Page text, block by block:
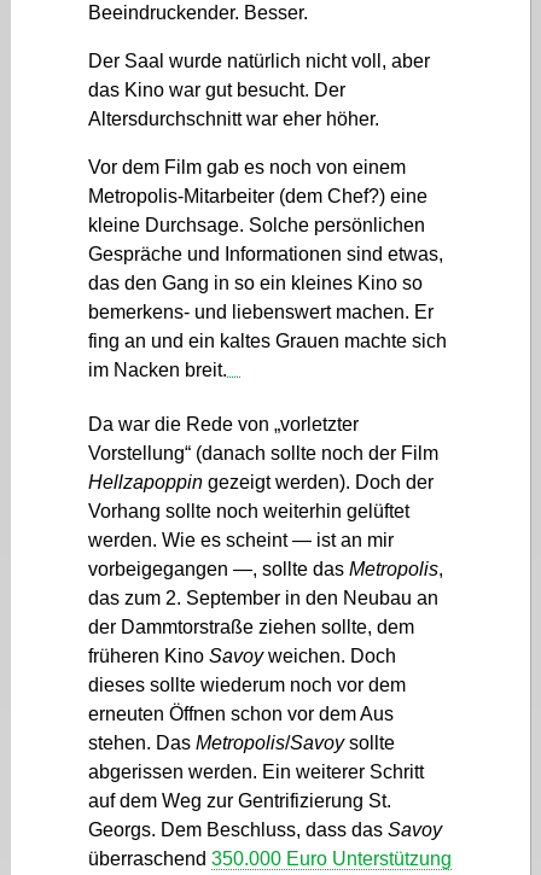
Beeindruckender. Besser.
Der Saal wurde natürlich nicht voll, aber
das Kino war gut besucht. Der
Altersdurchschnitt war eher höher.
Vor dem Film gab es noch von einem
Metropolis-Mitarbeiter (dem Chef?) eine
kleine Durchsage. Solche persönlichen
Gespräche und Informationen sind etwas,
das den Gang in so ein kleines Kino so
bemerkens- und liebenswert machen. Er
fing an und ein kaltes Grauen machte sich
im Nacken breit.
Da war die Rede von „vorletzter
Vorstellung“ (danach sollte noch der Film
Hellzapoppingezeigt werden). Doch der
Vorhang sollte noch weiterhin gelüftet
werden. Wie es scheint — ist an mir
vorbeigegangen —, sollte das Metropolis,
das zum 2. September in den Neubau an
der Dammtorstraße ziehen sollte, dem
früheren Kino Savoyweichen. Doch
dieses sollte wiederum noch vor dem
erneuten Öffnen schon vor dem Aus
stehen. Das Metropolis/Savoysollte
abgerissen werden. Ein weiterer Schritt
auf dem Weg zur Gentrifizierung St.
Georgs. Dem Beschluss, dass das Savoy
überraschend 350.000 Euro Unterstützung